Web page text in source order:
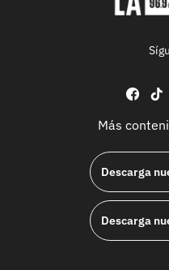
Más
Descarga
Descarga